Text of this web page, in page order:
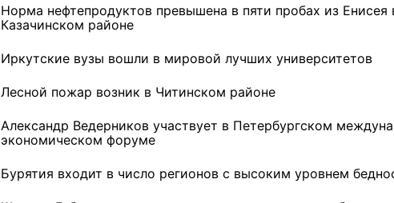
Норма нефтепродуктов превышена в пяти пробах из Енисея
Казачинском районе
Иркутские вузы вошли в мировой лучших университетов
Лесной пожар возник в Читинском районе
Александр Ведерников участвует в Петербургском
экономическом форуме
Бурятия входит в число регионов с высоким уровнем